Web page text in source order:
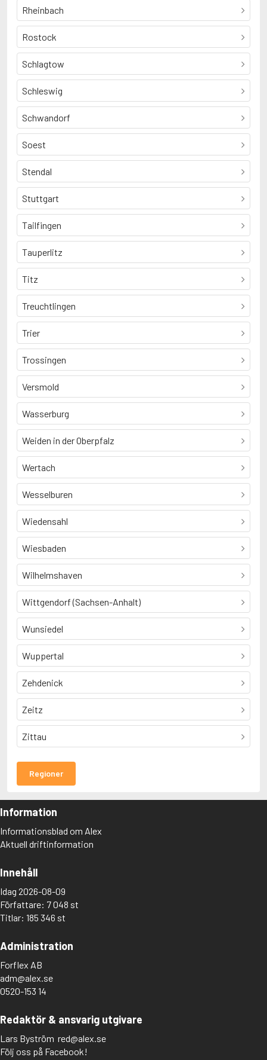
Rheinbach
Rostock
Schlagtow
Schleswig
Schwandorf
Soest
Stendal
Stuttgart
Tailfingen
Tauperlitz
Titz
Treuchtlingen
Trier
Trossingen
Versmold
Wasserburg
Weiden in der Oberpfalz
Wertach
Wesselburen
Wiedensahl
Wiesbaden
Wilhelmshaven
Wittgendorf (Sachsen-Anhalt)
Wunsiedel
Wuppertal
Zehdenick
Zeitz
Zittau
Regioner
Information
Informationsblad om Alex
Aktuell driftinformation
Innehåll
Idag 2026-08-09
Författare: 7 048 st
Titlar: 185 346 st
Administration
Forflex AB
adm@alex.se
0520-153 14
Redaktör & ansvarig utgivare
Lars Byström red@alex.se
Följ oss på Facebook!